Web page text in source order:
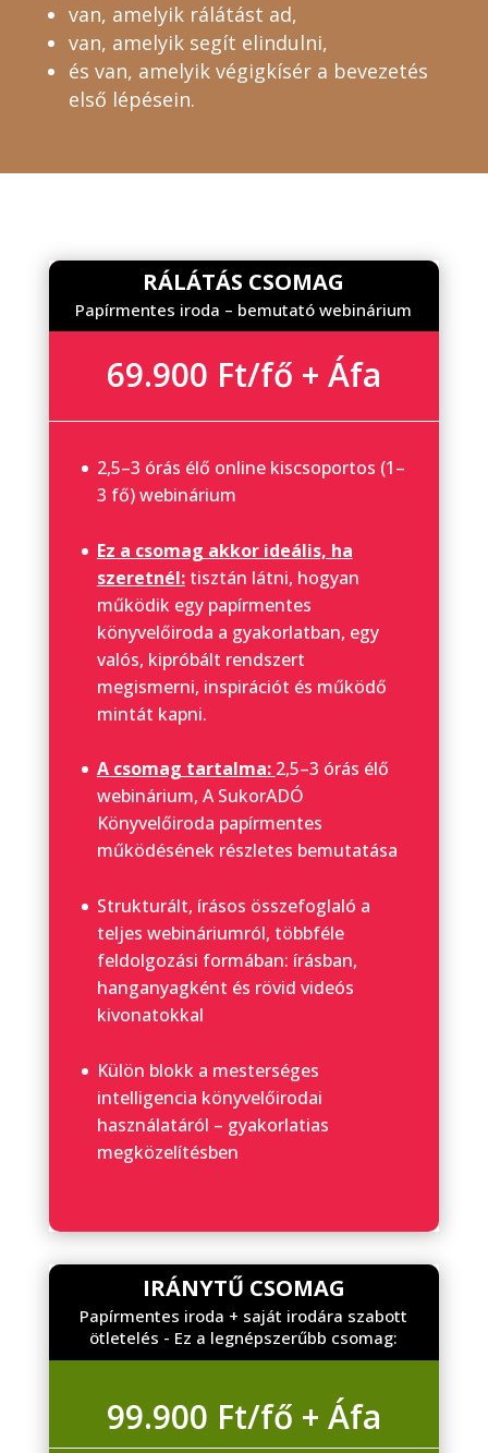
van, amelyik rálátást ad,
van, amelyik segít elindulni,
és van, amelyik végigkísér a bevezetés
első lépésein.
RÁLÁTÁS CSOMAG
Papírmentes iroda – bemutató webinárium
69.900 Ft/fő + Áfa
2,5–3 órás élő online kiscsoportos (1–
3 fő) webinárium
Ez a csomag akkor ideális, ha
szeretnél:tisztán látni, hogyan
működik egy papírmentes
könyvelőiroda a gyakorlatban, egy
valós, kipróbált rendszert
megismerni, inspirációt és működő
mintát kapni.
A csomag tartalma: 2,5–3 órás élő
webinárium, A SukorADÓ
Könyvelőiroda papírmentes
működésének részletes bemutatása
Strukturált, írásos összefoglaló a
teljes webináriumról, többféle
feldolgozási formában: írásban,
hanganyagként és rövid videós
kivonatokkal
Külön blokk a mesterséges
intelligencia könyvelőirodai
használatáról – gyakorlatias
megközelítésben
IRÁNYTŰ CSOMAG
Papírmentes iroda + saját irodára szabott
ötletelés - Ez a legnépszerűbb csomag:
99.900 Ft/fő + Áfa